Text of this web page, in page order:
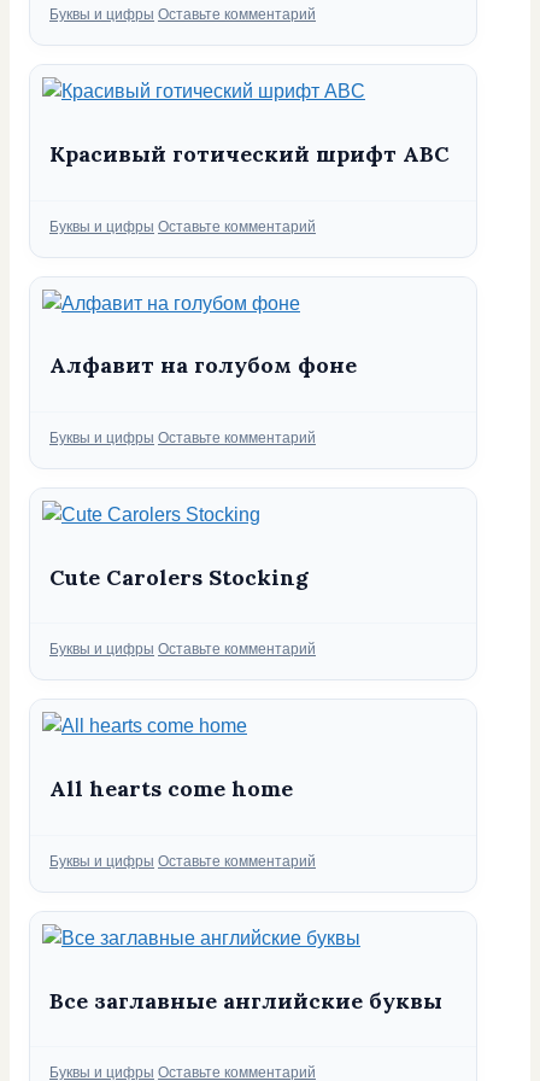
Рубрики
Буквы и цифры Оставьте комментарий
Красивый готический шрифт ABC
Рубрики
Буквы и цифры Оставьте комментарий
Алфавит на голубом фоне
Рубрики
Буквы и цифры Оставьте комментарий
Cute Carolers Stocking
Рубрики
Буквы и цифры Оставьте комментарий
All hearts come home
Рубрики
Буквы и цифры Оставьте комментарий
Все заглавные английские буквы
Рубрики
Буквы и цифры Оставьте комментарий